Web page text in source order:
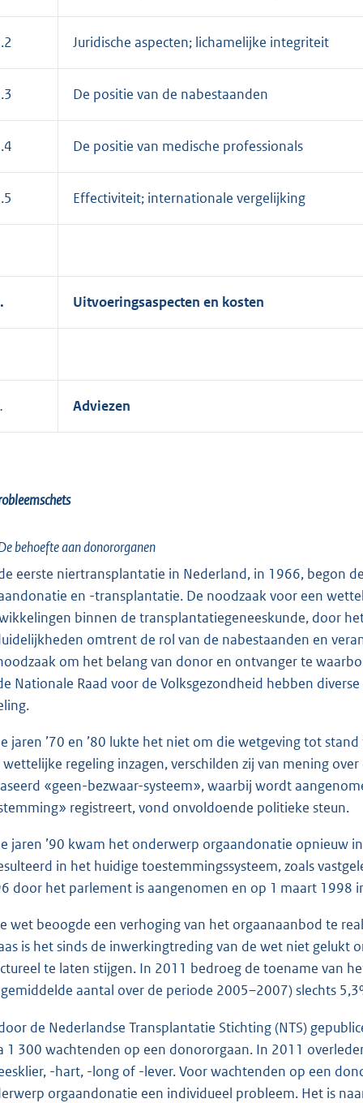
Juridische aspecten; lichamelijke integriteit
De positie van de nabestaanden
De positie van medische professionals
Effectiviteit; internationale vergelijking
Uitvoeringsaspecten en kosten
Adviezen
behoefte aan donororganen
eerste niertransplantatie in Nederland, in 1966, begon
en -transplantatie. De noodzaak voor een
binnen de transplantatiegeneeskunde, door
omtrent de rol van de nabestaanden en
om het belang van donor en ontvanger te
Nationale Raad voor de Volksgezondheid hebben
jaren ’70 en ’80 lukte het niet om die wetgeving tot
wettelijke regeling inzagen, verschilden zij van mening
«geen-bezwaar-systeem», waarbij wordt
registreert, vond onvoldoende politieke steun.
jaren ’90 kwam het onderwerp orgaandonatie opnieuw
in het huidige toestemmingssysteem, zoals
door het parlement is aangenomen en op 1 maart 1998
wet beoogde een verhoging van het orgaanaanbod te
is het sinds de inwerkingtreding van de wet niet
te laten stijgen. In 2011 bedroeg de toename van
aantal over de periode 2005–2007) slechts
de Nederlandse Transplantatie Stichting (NTS)
1 300 wachtenden op een donororgaan. In 2011
-hart, -long of -lever. Voor wachtenden op een
orgaandonatie een individueel probleem. Het is